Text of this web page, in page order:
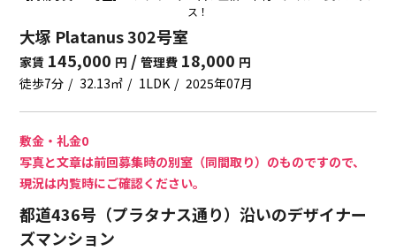
ス！
大塚 Platanus 302号室
家賃 145,000 円 /管理費 18,000 円
徒歩7分
32.13㎡ 1LDK 2025年07月
敷金・礼金0
写真と文章は前回募集時の別室（同間取り）のものですので、
現況は内覧時にご確認ください。
都道436号（プラタナス通り）沿いのデザイナー
ズマンション